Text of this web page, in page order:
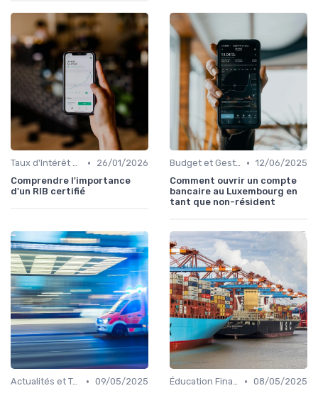
Taux d'Intérêt et Conditions de Crédit •
26/01/2026
Comprendre l'importance
d'un RIB certifié
Budget et Gestion des Finances Personnelles • 12/06/2025
Comment ouvrir un compte
bancaire au Luxembourg en
tant que non-résident
Actualités et Tendances Économiques • 09/05/2025
Éducation Financière • 08/05/2025